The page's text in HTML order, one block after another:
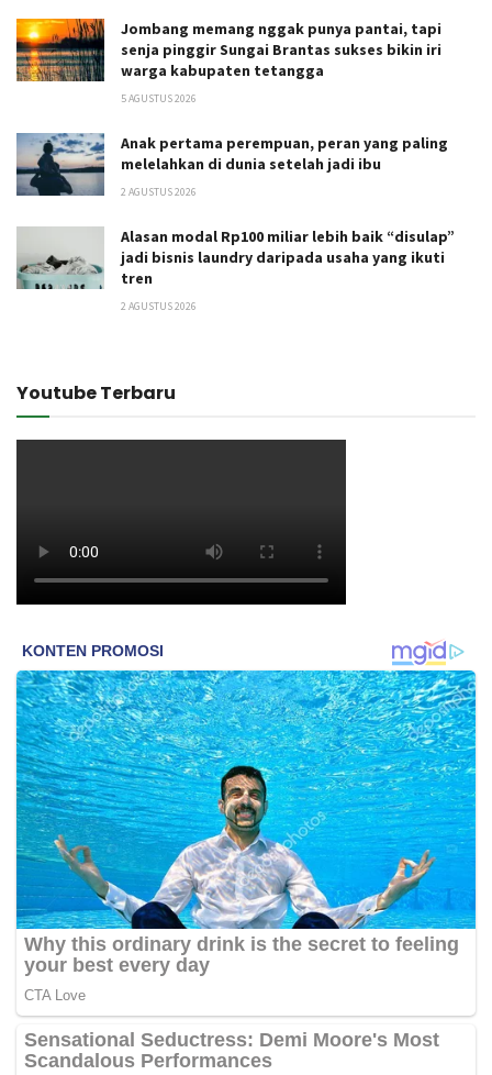
Jombang memang nggak punya pantai, tapi
senja pinggir Sungai Brantas sukses bikin iri
warga kabupaten tetangga
5 AGUSTUS 2026
Anak pertama perempuan, peran yang paling
melelahkan di dunia setelah jadi ibu
2 AGUSTUS 2026
Alasan modal Rp100 miliar lebih baik “disulap”
jadi bisnis laundry daripada usaha yang ikuti
tren
2 AGUSTUS 2026
Youtube Terbaru